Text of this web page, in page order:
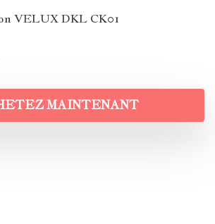
VELUX DKL CK01
MAINTENANT